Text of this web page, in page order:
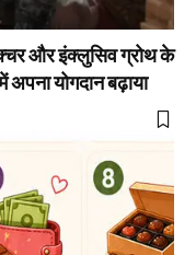
और इंक्लुसिव ग्रोथ के
अपना योगदान बढ़ाया